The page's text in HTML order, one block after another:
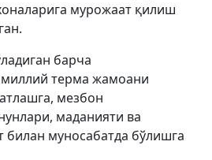
мурожаат қилиш
барча
миллий терма жамоани
мезбон
маданияти ва
билан муносабатда бўлишга